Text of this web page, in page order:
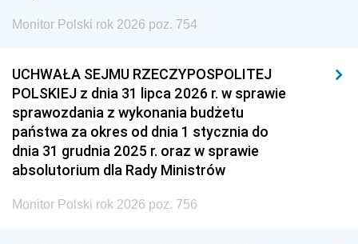
Monitor Polski rok 2026 poz. 754
UCHWAŁA SEJMU RZECZYPOSPOLITEJ
POLSKIEJ z dnia 31 lipca 2026 r. w sprawie
sprawozdania z wykonania budżetu
państwa za okres od dnia 1 stycznia do
dnia 31 grudnia 2025 r. oraz w sprawie
absolutorium dla Rady Ministrów
Monitor Polski rok 2026 poz. 756